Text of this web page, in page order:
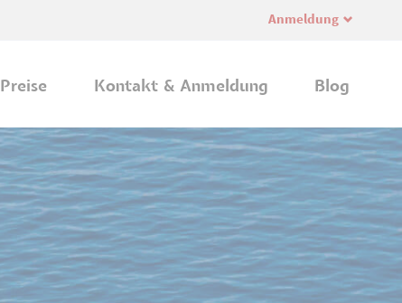
Anmeldung
Preise Kontakt & Anmeldung Blog